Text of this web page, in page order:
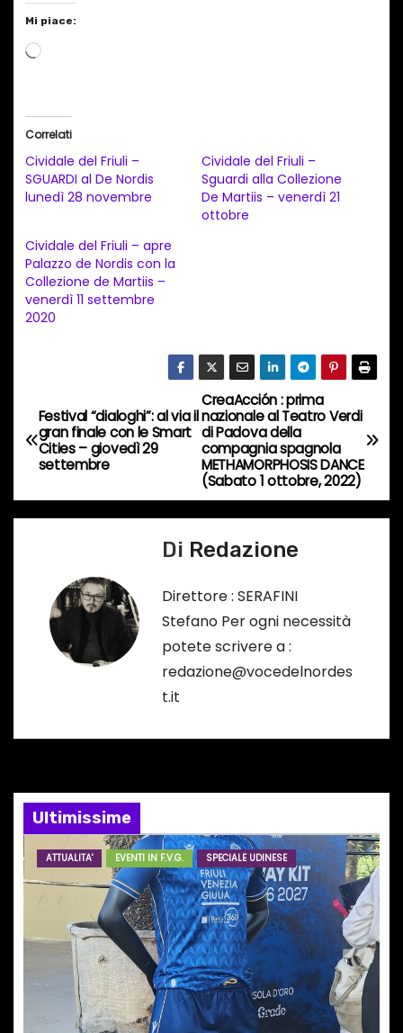
Mi piace:
C
a
m
n
t
o
i
r
s
…
Correlati
Cividale del Friuli –
SGUARDI al De Nordis
lunedì 28 novembre
Cividale del Friuli –
Sguardi alla Collezione
De Martiis – venerdì 21
ottobre
Cividale del Friuli – apre
Palazzo de Nordis con la
Collezione de Martiis –
venerdì 11 settembre
2020
N
a
i
n
e
a
r
i
c
o
CreaAcción : prima
nazionale al Teatro Verdi
di Padova della
compagnia spagnola
METHAMORPHOSIS DANCE
(Sabato 1 ottobre, 2022)
Festival “dialoghi”: al via il
gran finale con le Smart
Cities – giovedì 29
settembre
Di Redazione
Direttore : SERAFINI
Stefano Per ogni necessità
potete scrivere a :
redazione@vocedelnordes
t.it
Ultimissime
ATTUALITA' EVENTI IN F.V.G. SPECIALE UDINESE